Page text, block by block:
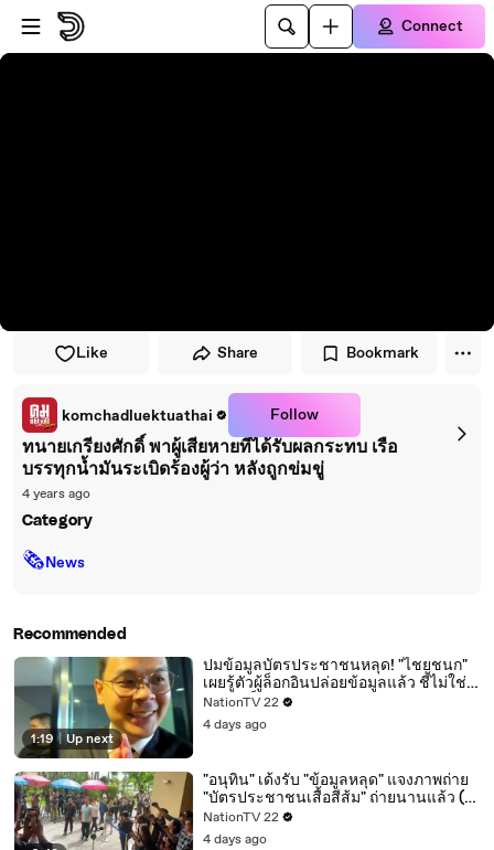
Skip to player
Skip to main content
Connect
Like Share Bookmark
komchadluektuathai Follow
ทนายเกรียงศักดิ์ พาผู้เสียหายที่ได้รับผลกระทบ เรือ
บรรทุกน้ำมันระเบิดร้องผู้ว่า หลังถูกข่มขู่
4 years ago
Category
🗞News
Recommended
1:19 | Up next
ปมข้อมูลบัตรประชาชนหลุด! "ไชยชนก"
เผยรู้ตัวผู้ล็อกอินปล่อยข้อมูลแล้ว ชี้ไม่ใช่
การ "แฮ็กระบบ" (มีคลิป)
NationTV 22
4 days ago
"อนุทิน" เด้งรับ "ข้อมูลหลุด" แจงภาพถ่าย
"บัตรประชาชนเสื้อสีส้ม" ถ่ายนานแล้ว (มี
คลิป)
NationTV 22
4 days ago